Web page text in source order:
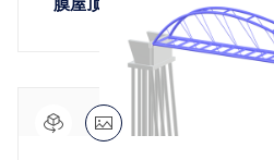
膜屋顶结构儿童游乐场伊斯法罕